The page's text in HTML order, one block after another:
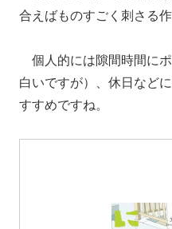
合えばものすごく刺さる作
個人的には隙間時間に
白いですが）、休日など
すすめですね。